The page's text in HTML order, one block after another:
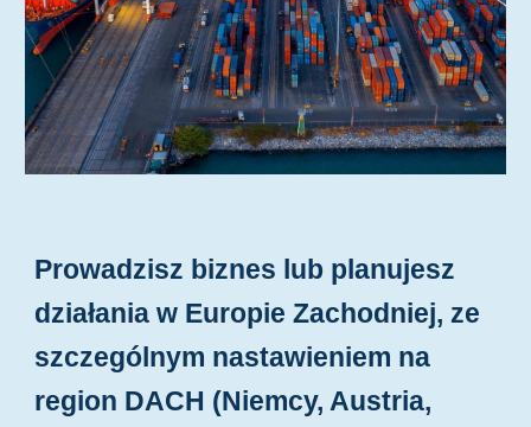
Prowadzisz biznes lub planujesz
działania w Europie Zachodniej, ze
szczególnym nastawieniem na
region DACH (Niemcy, Austria,